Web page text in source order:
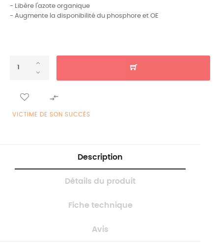
- Libère l'azote organique
- Augmente la disponibilité du phosphore et OE

VICTIME DE SON SUCCÈS
Description
Détails du produit
Fiche technique
Avis